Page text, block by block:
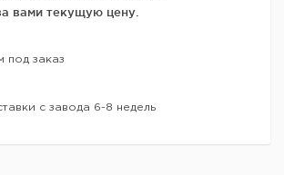
вами текущую цену.
под заказ
с завода 6-8 недель